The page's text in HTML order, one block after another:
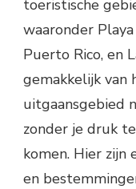
toeristische
waaronder
Puerto Rico, en
gemakkelijk van
uitgaansgebied
zonder je druk
komen. Hier zijn
en